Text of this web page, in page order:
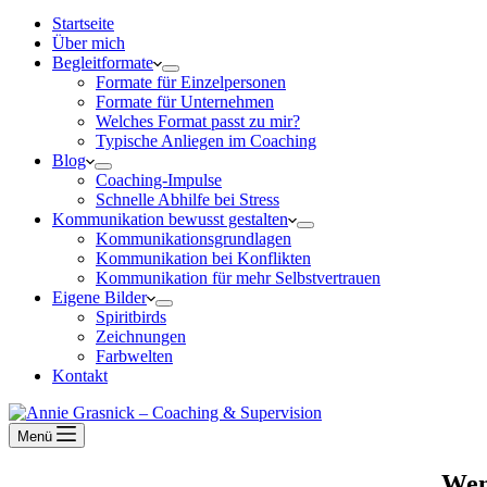
Startseite
Über mich
Begleitformate
Formate für Einzelpersonen
Formate für Unternehmen
Welches Format passt zu mir?
Typische Anliegen im Coaching
Blog
Coaching-Impulse
Schnelle Abhilfe bei Stress
Kommunikation bewusst gestalten
Kommunikationsgrundlagen
Kommunikation bei Konflikten
Kommunikation für mehr Selbstvertrauen
Eigene Bilder
Spiritbirds
Zeichnungen
Farbwelten
Kontakt
Menü